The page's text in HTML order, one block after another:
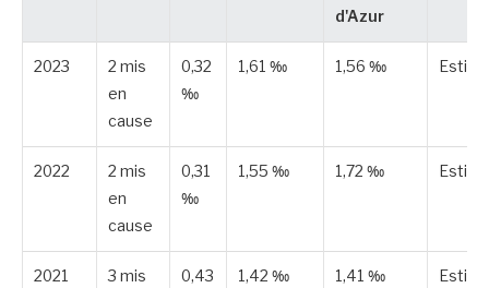
d'Azur
2023
2 mis
en
cause
0,32
‰
1,61 ‰ 1,56 ‰
2022
2 mis
en
cause
0,31
‰
1,55 ‰ 1,72 ‰
2021
3 mis
0,43
1,42 ‰ 1,41 ‰